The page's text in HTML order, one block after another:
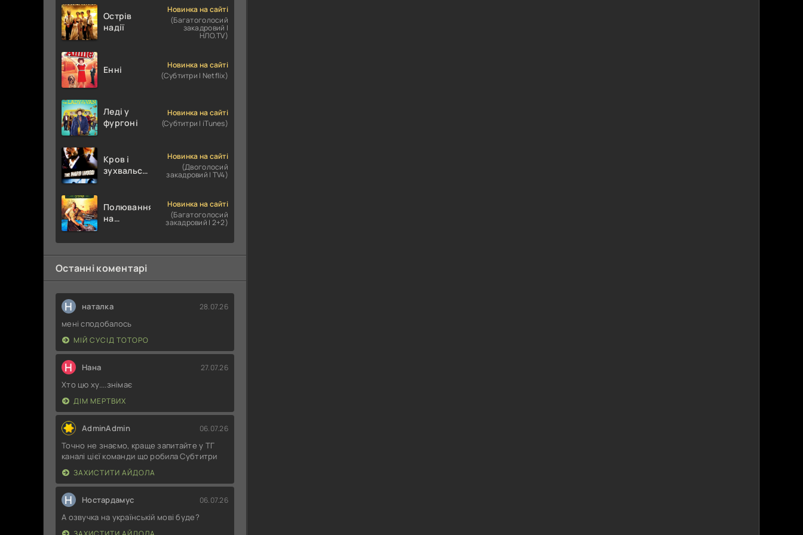
Острів
надії
Новинка на сайті
(Багатоголосий
закадровий |
НЛО.TV)
Енні
Новинка на сайті
(Субтитри | Netflix)
Леді у
фургоні
Новинка на сайті
(Субтитри | iTunes)
Кров і
зухвальство
Новинка на сайті
(Двоголосий
закадровий | TV4)
Полювання
на
Сутичка
Новинка на сайті
(Багатоголосий
закадровий | 2+2)
Останні коментарі
Н наталка 28.07.26
мені сподобалось
МІЙ СУСІД ТОТОРО
Н Нана 27.07.26
Хто цю ху....знімає
ДІМ МЕРТВИХ
AdminAdmin 06.07.26
Точно не знаємо, краще запитайте у ТГ
каналі цієї команди що робила Субтитри
ЗАХИСТИТИ АЙДОЛА
Н Ностардамус 06.07.26
А озвучка на українській мові буде?